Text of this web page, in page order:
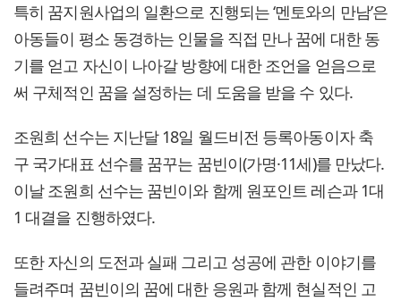
특히 꿈지원사업의 일환으로 진행되는 ‘멘토와의 만남’은
아동들이 평소 동경하는 인물을 직접 만나 꿈에 대한 동
기를 얻고 자신이 나아갈 방향에 대한 조언을 얻음으로
써 구체적인 꿈을 설정하는 데 도움을 받을 수 있다.
조원희 선수는 지난달 18일 월드비전 등록아동이자 축
구 국가대표 선수를 꿈꾸는 꿈빈이(가명·11세)를 만났다.
이날 조원희 선수는 꿈빈이와 함께 원포인트 레슨과 1대
1 대결을 진행하였다.
또한 자신의 도전과 실패 그리고 성공에 관한 이야기를
들려주며 꿈빈이의 꿈에 대한 응원과 함께 현실적인 고